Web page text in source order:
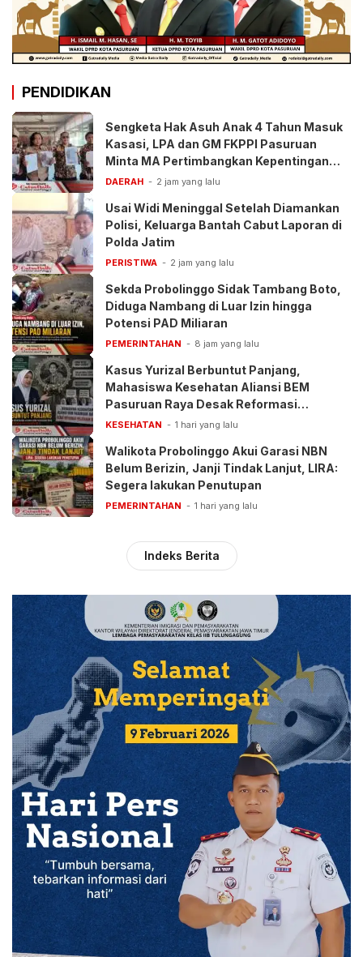
PENDIDIKAN
Sengketa Hak Asuh Anak 4 Tahun Masuk
Kasasi, LPA dan GM FKPPI Pasuruan
Minta MA Pertimbangkan Kepentingan
Anak
DAERAH 2 jam yang lalu
Usai Widi Meninggal Setelah Diamankan
Polisi, Keluarga Bantah Cabut Laporan di
Polda Jatim
PERISTIWA 2 jam yang lalu
Sekda Probolinggo Sidak Tambang Boto,
Diduga Nambang di Luar Izin hingga
Potensi PAD Miliaran
PEMERINTAHAN 8 jam yang lalu
Kasus Yurizal Berbuntut Panjang,
Mahasiswa Kesehatan Aliansi BEM
Pasuruan Raya Desak Reformasi
Pelayanan BPJS
KESEHATAN 1 hari yang lalu
Walikota Probolinggo Akui Garasi NBN
Belum Berizin, Janji Tindak Lanjut, LIRA:
Segera lakukan Penutupan
PEMERINTAHAN 1 hari yang lalu
Indeks Berita